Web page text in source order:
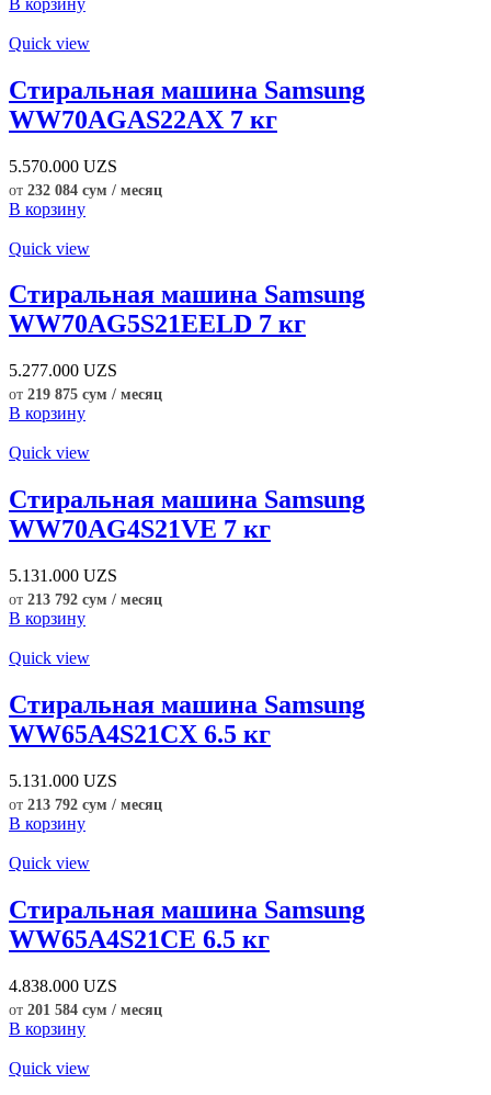
Quick view
Стиральная машина Samsung
WW70AGAS22AX 7 кг
5.570.000 UZS
от 232 084 сум / месяц
В корзину
Quick view
Стиральная машина Samsung
WW70AG5S21EELD 7 кг
5.277.000 UZS
от 219 875 сум / месяц
В корзину
Quick view
Стиральная машина Samsung
WW70AG4S21VE 7 кг
5.131.000 UZS
от 213 792 сум / месяц
В корзину
Quick view
Стиральная машина Samsung
WW65A4S21CX 6.5 кг
5.131.000 UZS
от 213 792 сум / месяц
В корзину
Quick view
Стиральная машина Samsung
WW65A4S21CE 6.5 кг
4.838.000 UZS
от 201 584 сум / месяц
В корзину
Quick view